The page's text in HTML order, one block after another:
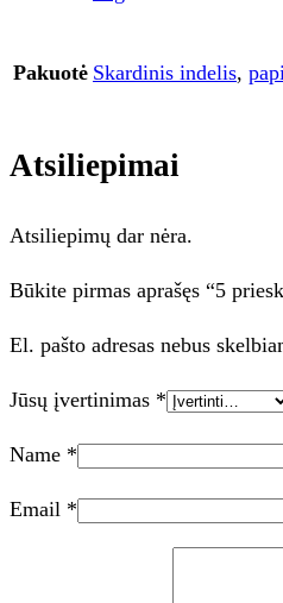
Pakuotė Skardinis indelis,
Atsiliepimai
Atsiliepimų dar nėra.
Būkite pirmas aprašęs “5
El. pašto adresas nebus
Jūsų įvertinimas *
Name *
Email *